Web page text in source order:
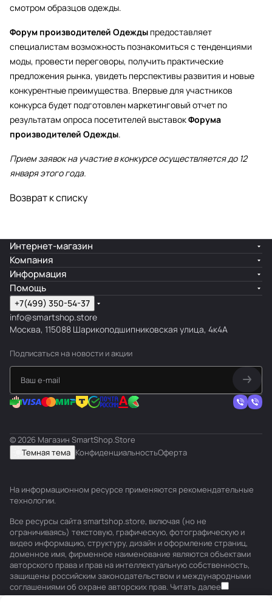
смотром образцов одежды.
Форум производителей Одежды предоставляет
специалистам возможность познакомиться с тенденциями
моды, провести переговоры, получить практические
предложения рынка, увидеть перспективы развития и новые
конкурентные преимущества. Впервые для участников
конкурса будет подготовлен маркетинговый отчет по
результатам опроса посетителей выставокФорума
производителей Одежды.
Прием заявок на участие в конкурсе осуществляется до 12
января этого года.
Возврат к списку
Интернет-магазин
Компания
Информация
Помощь
+7(499) 350-54-37
info@smartshop.store
Москва, 115088 Шарикоподшипниковская улица, 4к4А
Подписаться на новости и акции
© 2026 Магазин SmartShop.Store
Темная тема КонфиденциальностьОферта
На информационном ресурсе применяются рекомендательные
технологии.
Все ресурсы сайта smartshop.store, включая (но не
ограничиваясь) текстовую, графическую, фотографическую и
видео информацию, структуру, дизайн и оформление страниц,
доменное имя, фирменное наименование являются объектами
авторского права и прав на интеллектуальную собственность,
защищены российским законодательством и международными
соглашениями об охране авторских прав. Читать далее